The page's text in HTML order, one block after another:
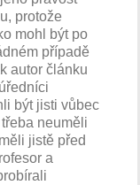
protože
mohl být po
případě
autor článku
být jisti vůbec
neuměli
jistě před
a